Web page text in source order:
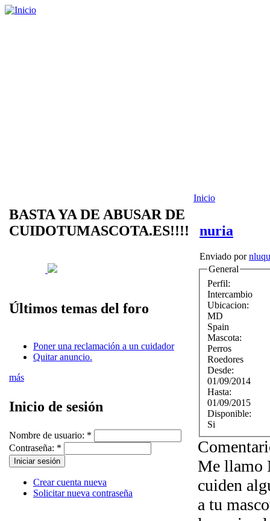
BASTA YA DE ABUSAR DE
CUIDOTUMASCOTA.ES!!!!
Últimos temas del foro
Poner una reclamación a un cuidador
Quitar anuncio.
más
Inicio de sesión
Nombre de usuario: *
Contraseña: *
Crear cuenta nueva
Solicitar nueva contraseña
Inicio
nuria
Enviado por
General
Perfil:
Intercambio
Ubicacion:
MD
Spain
Mascota:
Perros
Roedores
Desde:
01/09/2014
Hasta:
01/09/2015
Disponible:
Si
Me llamo
cuiden
a tu